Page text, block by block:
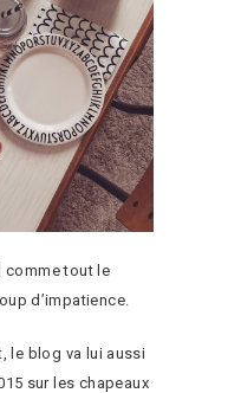
comme tout le
d’impatience.
le blog va lui aussi
sur les chapeaux